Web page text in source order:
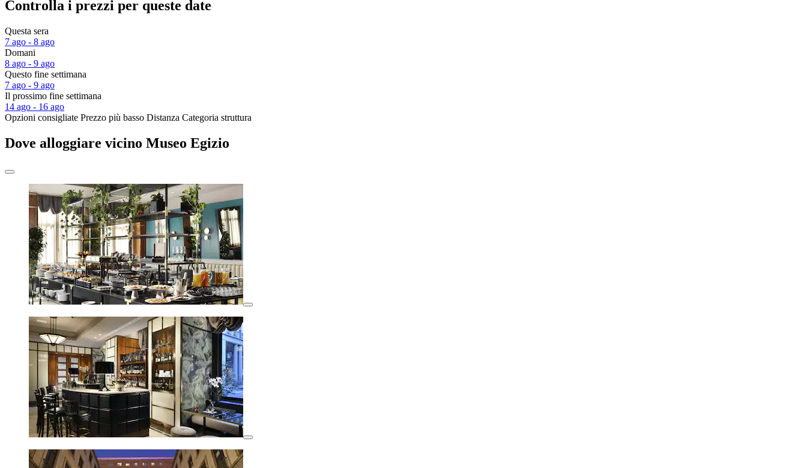
Controlla i prezzi per queste date
Questa sera
7 ago - 8 ago
Domani
8 ago - 9 ago
Questo fine settimana
7 ago - 9 ago
Il prossimo fine settimana
14 ago - 16 ago
Opzioni consigliate Prezzo più basso Distanza Categoria struttura
Dove alloggiare vicino Museo Egizio